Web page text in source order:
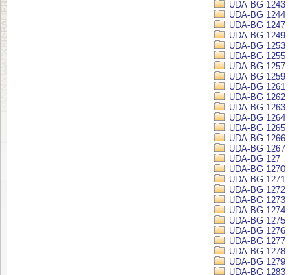
UDA-BG 1243
UDA-BG 1244
UDA-BG 1247
UDA-BG 1249
UDA-BG 1253
UDA-BG 1255
UDA-BG 1257
UDA-BG 1259
UDA-BG 1261
UDA-BG 1262
UDA-BG 1263
UDA-BG 1264
UDA-BG 1265
UDA-BG 1266
UDA-BG 1267
UDA-BG 127
UDA-BG 1270
UDA-BG 1271
UDA-BG 1272
UDA-BG 1273
UDA-BG 1274
UDA-BG 1275
UDA-BG 1276
UDA-BG 1277
UDA-BG 1278
UDA-BG 1279
UDA-BG 1283